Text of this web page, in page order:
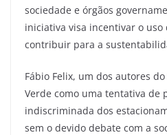
sociedade e órgãos
iniciativa visa incentivar o
contribuir para a
Fábio Felix, um dos autores do
Verde como uma tentativa de
indiscriminada dos
sem o devido debate com a